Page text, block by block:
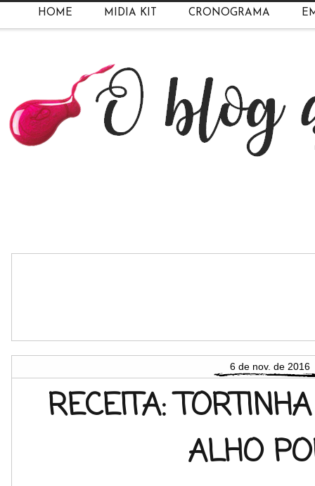
HOME MIDIA KIT CRONOGRAMA
6 de nov. de 2016
RECEITA:
ALHO